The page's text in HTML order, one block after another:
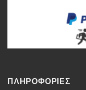
ΠΛΗΡΟΦΟΡΙΕΣ